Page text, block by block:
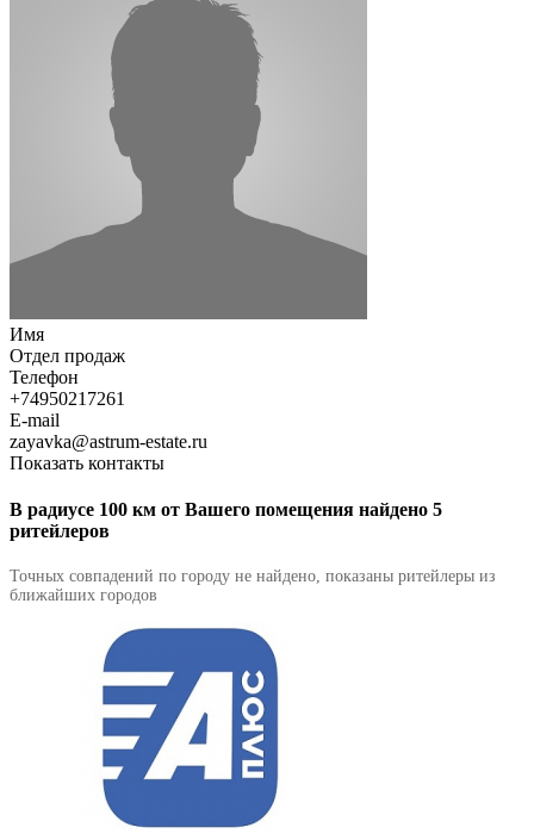
Имя
Отдел продаж
Телефон
+74950217261
E-mail
zayavka@astrum-estate.ru
Показать контакты
В радиусе 100 км от Вашего помещения найдено 5
ритейлеров
Точных совпадений по городу не найдено, показаны ритейлеры из
ближайших городов